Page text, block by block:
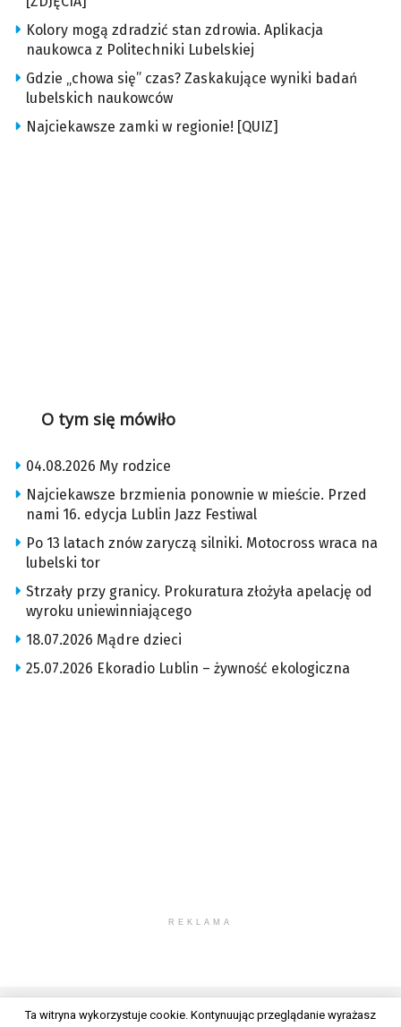
Kolory mogą zdradzić stan zdrowia. Aplikacja
naukowca z Politechniki Lubelskiej
Gdzie „chowa się” czas? Zaskakujące wyniki badań
lubelskich naukowców
Najciekawsze zamki w regionie! [QUIZ]
O tym się mówiło
04.08.2026 My rodzice
Najciekawsze brzmienia ponownie w mieście. Przed
nami 16. edycja Lublin Jazz Festiwal
Po 13 latach znów zaryczą silniki. Motocross wraca na
lubelski tor
Strzały przy granicy. Prokuratura złożyła apelację od
wyroku uniewinniającego
18.07.2026 Mądre dzieci
25.07.2026 Ekoradio Lublin – żywność ekologiczna
REKLAMA
Ta witryna wykorzystuje cookie. Kontynuując przeglądanie wyrażasz